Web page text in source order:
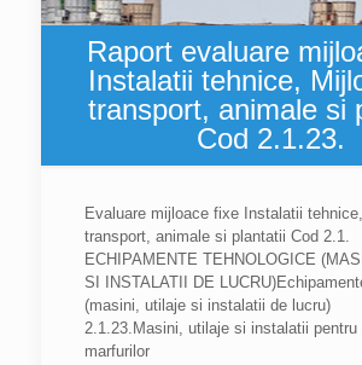
Raport evaluare
Instalatii tehnice,
transport, animale si
Cod 2.1.23.
Evaluare mijloace fixe Instalatii
transport, animale si plantatii Cod 2.1.
ECHIPAMENTE TEHNOLOGICE
SI INSTALATII DE
(masini, utilaje si instalatii de lucru)
2.1.23.Masini, utilaje si instalatii pentru
marfurilor